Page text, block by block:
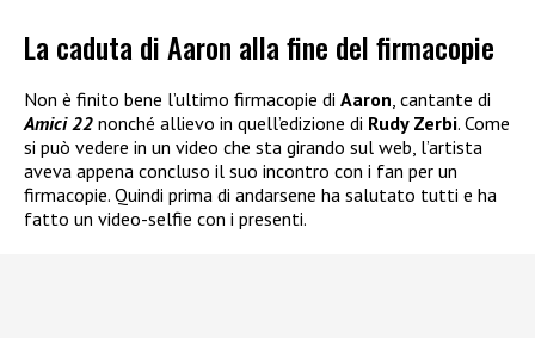
La caduta di Aaron alla fine del firmacopie
Non è finito bene l’ultimo firmacopie di Aaron, cantante di
Amici 22 nonché allievo in quell’edizione di Rudy Zerbi. Come
si può vedere in un video che sta girando sul web, l’artista
aveva appena concluso il suo incontro con i fan per un
firmacopie. Quindi prima di andarsene ha salutato tutti e ha
fatto un video-selfie con i presenti.